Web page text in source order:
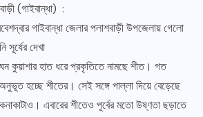
(গাইবান্ধা) :
গাইবান্ধা জেলার পলাশবাড়ী উপজেলায় গেলো
সূর্যের দেখা
কুয়াশার হাত ধরে প্রকৃতিতে নামছে শীত। গত
হচ্ছে শীতের। সেই সঙ্গে পাল্লা দিয়ে বেড়েছে
এবারের শীতেও পূর্বের মতো উষ্ণতা ছড়াতে